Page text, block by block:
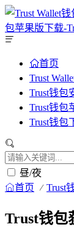
首页
Trust
Trust钱包
Trust钱包
Trust钱包
昼/夜
首页 Trust
Trust钱包